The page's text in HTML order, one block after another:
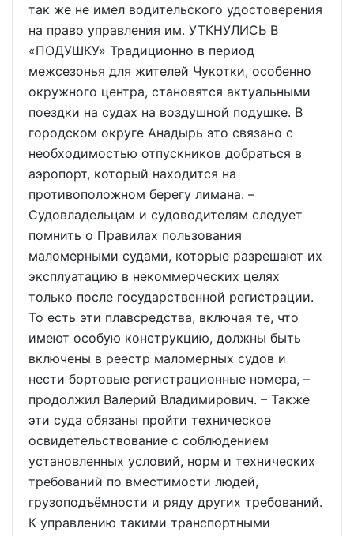
так же не имел водительского удостоверения
на право управления им. УТКНУЛИСЬ В
«ПОДУШКУ» Традиционно в период
межсезонья для жителей Чукотки, особенно
окружного центра, становятся актуальными
поездки на судах на воздушной подушке. В
городском округе Анадырь это связано с
необходимостью отпускников добраться в
аэропорт, который находится на
противоположном берегу лимана. –
Судовладельцам и судоводителям следует
помнить о Правилах пользования
маломерными судами, которые разрешают их
эксплуатацию в некоммерческих целях
только после государственной регистрации.
То есть эти плавсредства, включая те, что
имеют особую конструкцию, должны быть
включены в реестр маломерных судов и
нести бортовые регистрационные номера, –
продолжил Валерий Владимирович. – Также
эти суда обязаны пройти техническое
освидетельствование с соблюдением
установленных условий, норм и технических
требований по вместимости людей,
грузоподъёмности и ряду других требований.
К управлению такими транспортными